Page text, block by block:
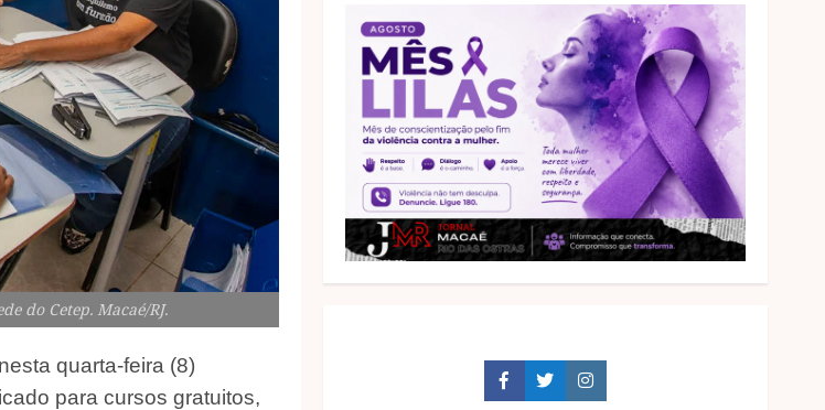
do Cetep. Macaé/RJ.
quarta-feira (8)
para cursos gratuitos,
Facebook
TwitterInstagram